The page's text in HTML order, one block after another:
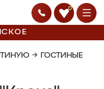
0
→ ГОСТИНЫЕ